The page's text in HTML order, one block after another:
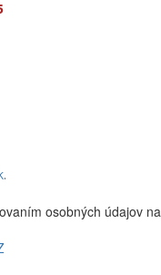
.
osobných údajov na